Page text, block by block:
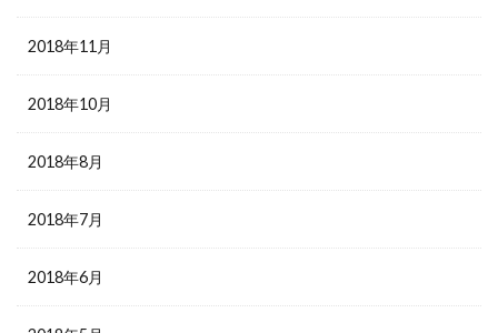
2018年11月
2018年10月
2018年8月
2018年7月
2018年6月